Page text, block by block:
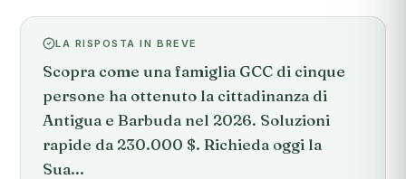
LA RISPOSTA IN BREVE
Scopra come una famiglia GCC di cinque
persone ha ottenuto la cittadinanza di
Antigua e Barbuda nel 2026. Soluzioni
rapide da 230.000 $. Richieda oggi la
Sua...